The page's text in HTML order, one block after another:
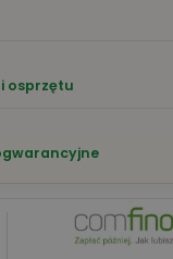
osprzętu